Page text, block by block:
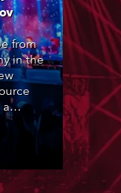
from
in the
were
in
for